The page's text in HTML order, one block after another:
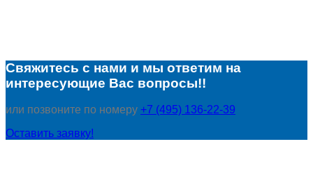
Свяжитесь с нами и мы ответим на
интересующие Вас вопросы!!
или позвоните по номеру +7 (495) 136-22-39
Оставить заявку!